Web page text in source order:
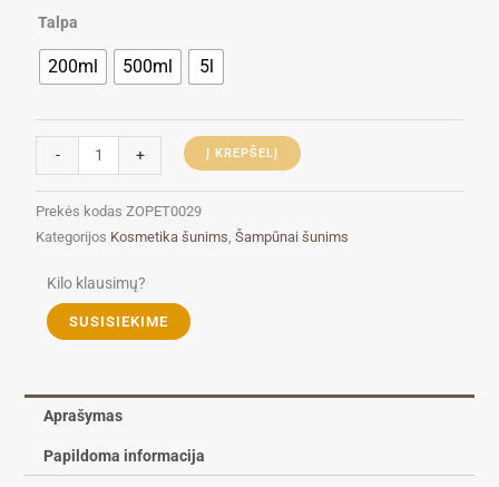
Talpa
200ml 500ml 5l
-
produkto
Petuxe
Water
šampūnas
+ Į KREPŠELĮ
Prekės kodasZOPET0029
Kategorijos Kosmetika šunims,Šampūnai šunims
Kilo klausimų?
SUSISIEKIME
Aprašymas
Papildoma informacija